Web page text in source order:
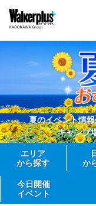
夏のイベント情
キャンプ
エリア
から探す
か
今日開催
イベント